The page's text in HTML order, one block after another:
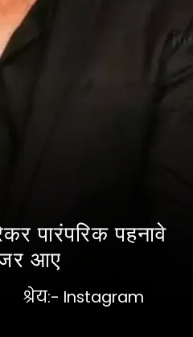
श्रेय:- Instagram
पारंपरिक पहनावे
आए